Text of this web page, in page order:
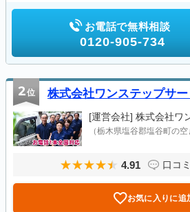
お電話で無料相談
0120-905-734
2位 株式会社ワンステップサー
[運営会社] 株式会社ワ
（栃木県塩谷郡塩谷町の空
4.91 口コ
お気に入りに追